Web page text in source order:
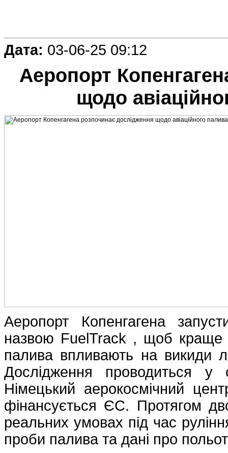
Дата: 03-06-25 09:12
Аеропорт
щодо
Аеропорт Копенгагена
назвою FuelTrack , щоб краще
палива впливають на викиди
Дослідження проводиться у
Німецький аерокосмічний
фінансується ЄС. Протягом
реальних умовах під час
проби палива та дані про